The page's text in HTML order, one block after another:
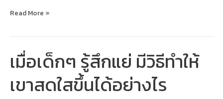
Read More »
เมื่อเด็กๆ รู้สึกแย่ มีวิธีทำให้
เขาสดใสขึ้นได้อย่างไร
เมื่อ
รู้สึก
แย่
มี